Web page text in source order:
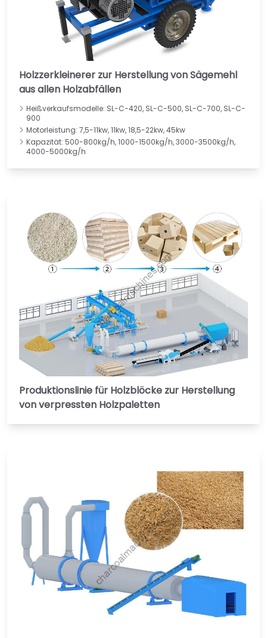
Holzzerkleinerer zur Herstellung von Sägemehl
aus allen Holzabfällen
Heißverkaufsmodelle: SL-C-420, SL-C-500, SL-C-700, SL-C-
900
Motorleistung: 7,5-11kw, 11kw, 18,5-22kw, 45kw
Kapazität: 500-800kg/h, 1000-1500kg/h, 3000-3500kg/h,
4000-5000kg/h
Produktionslinie für Holzblöcke zur Herstellung
von verpressten Holzpaletten